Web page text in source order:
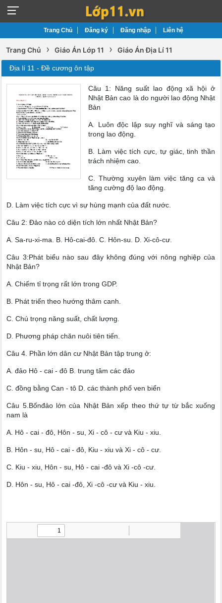
Trang Chủ Đăng ký Đăng nhập Liên hệ
Trang Chủ › Giáo Án Lớp 11 › Giáo Án Địa Lí 11
Địa lí 11 - Đề cương ôn tập
Câu 1: Năng suất lao động xã hội ở
Nhật Bản cao là do người lao động Nhật
Bản
A. Luôn độc lập suy nghĩ và sáng tạo
trong lao động.
B. Làm việc tích cực, tự giác, tinh thần
trách nhiệm cao.
C. Thường xuyên làm việc tăng ca và
tăng cường độ lao động.
D. Làm việc tích cực vì sự hùng mạnh của đất nước.
Câu 2: Đảo nào có diện tích lớn nhất Nhật Bản?
A. Sa-ru-xi-ma. B. Hô-cai-đô. C. Hôn-su. D. Xi-cô-cư.
Câu 3:Phát biểu nào sau đây không đúng với nông nghiệp của
Nhật Bản?
A. Chiếm tỉ trọng rất lớn trong GDP.
B. Phát triển theo hướng thâm canh.
C. Chú trọng năng suất, chất lượng.
D. Phương pháp chăn nuôi tiên tiến.
Câu 4. Phần lớn dân cư Nhật Bản tập trung ở:
A. đảo Hô - cai - đô B. trung tâm các đảo
C. đồng bằng Can - tô D. các thành phố ven biển
Câu 5.Bốnđảo lớn của Nhật Bản xếp theo thứ tự từ bắc xuống
nam là
A. Hô - cai - đô, Hôn - su, Xi - cô - cư và Kiu - xiu.
B. Hôn - su, Hô - cai - đô, Kiu - xiu và Xi - cô - cư.
C. Kiu - xiu, Hôn - su, Hô - cai -đô và Xi -cô -cư.
D. Hôn - su, Hô - cai -đô, Xi -cô -cư và Kiu - xiu.